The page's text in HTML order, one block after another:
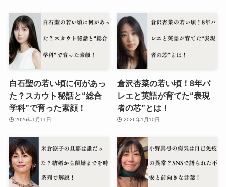
白石聖の若い頃に何があっ
た？スカウト秘話と“総合
学科”で育った素顔！
2026年1月11日
倉沢杏菜の若い頃！8年バ
レエと英語が育てた“表現
者の芯”とは！
2026年1月10日